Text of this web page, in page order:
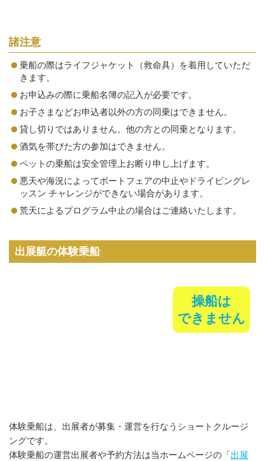
諸注意
乗船の際はライフジャケット（救命具）を着用していただ
きます。
お申込みの際に乗船名簿の記入が必要です。
お子さまなどお申込者以外の方の同乗はできません。
貸し切りではありません。他の方との同乗となります。
酒気を帯びた方の参加はできません。
ペットの乗船は安全管理上お断り申し上げます。
悪天や海況によってボートフェアの中止やドライビングレ
ッスン チャレンジができない場合があります。
荒天によるプログラム中止の場合はご連絡いたします。
出展艇の体験乗船
操船は
できません
体験乗船は、出展者が募集・運営を行なうショートクルージ
ングです。
体験乗船の運営出展者や予約方法は当ホームページの「出展